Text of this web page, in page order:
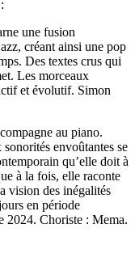
une fusion
créant ainsi une pop
Des textes crus qui
Les morceaux
et évolutif. Simon
au piano.
envoûtantes se
qu’elle doit à
à la fois, elle raconte
vision des inégalités
en période
2024. Choriste : Mema.